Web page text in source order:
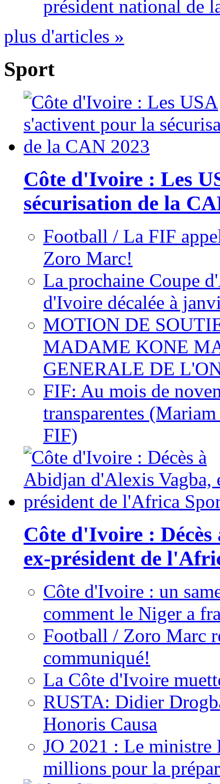
président national de
plus d'articles »
Sport
Côte d'Ivoire : Les
sécurisation de la
Football / La FIF
Zoro Marc!
La prochaine Coupe
d'Ivoire décalée à
MOTION DE
MADAME KONE
GENERALE DE
FIF: Au mois de
transparentes
FIF)
Côte d'Ivoire :
ex-président de
Côte d'Ivoire : un
comment le Niger a
Football / Zoro Marc
communiqué!
La Côte d'Ivoire
RUSTA: Didier
Honoris Causa
JO 2021 : Le ministre
millions pour la